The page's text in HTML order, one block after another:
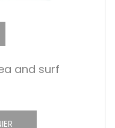
and surf